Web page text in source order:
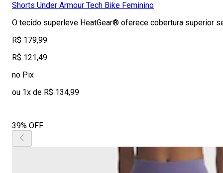
Shorts Under Armour Tech Bike Feminino
O tecido superleve HeatGear® oferece cobertura superior
R$ 179,99
R$ 121,49
no Pix
ou 1x de R$ 134,99
39% OFF